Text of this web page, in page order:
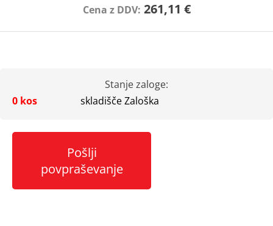
Cena z DDV: 261,11 €
Stanje zaloge:
0 kos
skladišče Zaloška
Pošlji
povpraševanje